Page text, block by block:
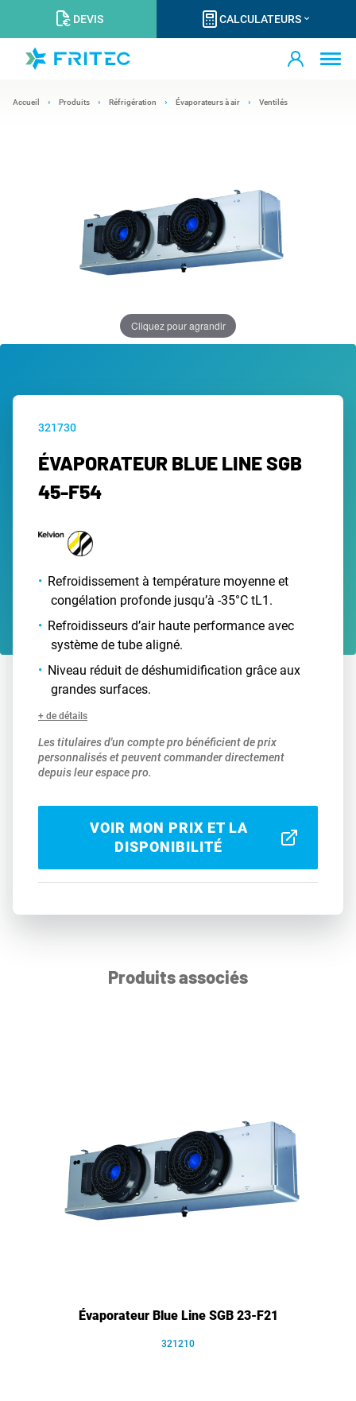
DEVIS CALCULATEURS
Accueil Produits Réfrigération Évaporateurs à air Ventilés
Cliquez pour agrandir
321730
ÉVAPORATEUR BLUE LINE SGB
45-F54
Refroidissement à température moyenne et
congélation profonde jusqu’à -35°C tL1.
Refroidisseurs d’air haute performance avec
système de tube aligné.
Niveau réduit de déshumidification grâce aux
grandes surfaces.
+ de détails
Les titulaires d'un compte pro bénéficient de prix
personnalisés et peuvent commander directement
depuis leur espace pro.
VOIR MON PRIX ET LA
DISPONIBILITÉ
Produits associés
Évaporateur Blue Line SGB 23-F21
321210